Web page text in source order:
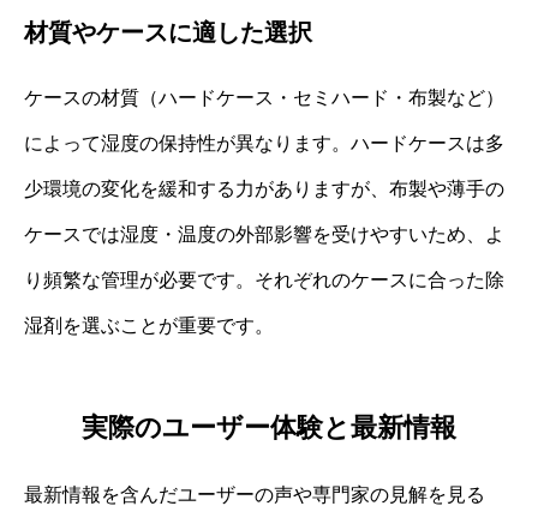
材質やケースに適した選択
ケースの材質（ハードケース・セミハード・布製など）
によって湿度の保持性が異なります。ハードケースは多
少環境の変化を緩和する力がありますが、布製や薄手の
ケースでは湿度・温度の外部影響を受けやすいため、よ
り頻繁な管理が必要です。それぞれのケースに合った除
湿剤を選ぶことが重要です。
実際のユーザー体験と最新情報
最新情報を含んだユーザーの声や専門家の見解を見る